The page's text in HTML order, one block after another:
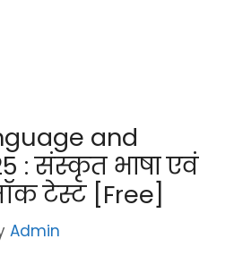
e
b
o
o
k
and
: संस्कृत भाषा एवं
टेस्ट [Free]
Admin